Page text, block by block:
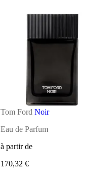
Tom Ford Noir
Eau de Parfum
à partir de
170,32 €